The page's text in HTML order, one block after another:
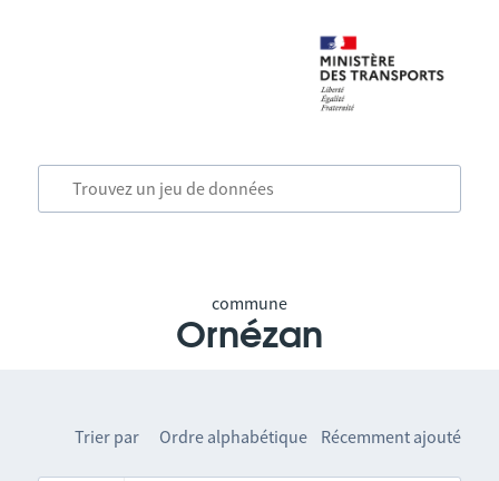
commune
Ornézan
Trier par Ordre alphabétique Récemment ajouté